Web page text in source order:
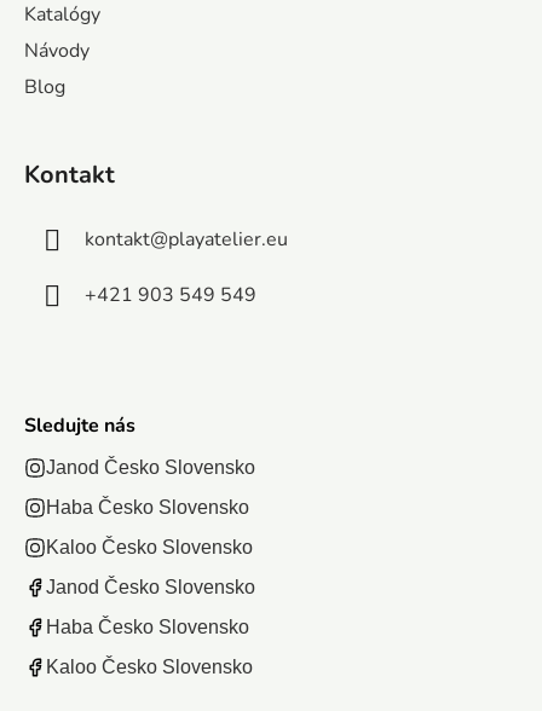
Katalógy
Návody
Blog
Kontakt
kontakt@playatelier.eu
+421 903 549 549
Sledujte nás
Janod Česko Slovensko
Haba Česko Slovensko
Kaloo Česko Slovensko
Janod Česko Slovensko
Haba Česko Slovensko
Kaloo Česko Slovensko